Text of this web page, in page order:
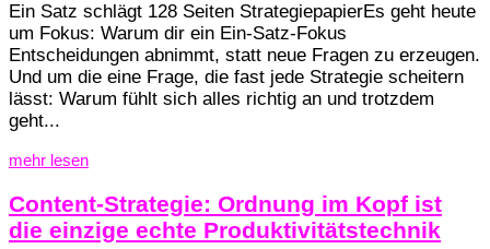
Ein Satz schlägt 128 Seiten StrategiepapierEs geht heute
um Fokus: Warum dir ein Ein-Satz-Fokus
Entscheidungen abnimmt, statt neue Fragen zu erzeugen.
Und um die eine Frage, die fast jede Strategie scheitern
lässt: Warum fühlt sich alles richtig an und trotzdem
geht...
mehr lesen
Content-Strategie: Ordnung im Kopf ist
die einzige echte Produktivitätstechnik